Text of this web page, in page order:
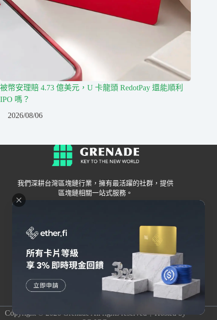
被幣安理賠 4.73 億美元，U 卡龍頭 RedotPay 還能順利
IPO 嗎？
2026/08/06
我們深耕台灣區塊鏈行業，擁有最活躍的社群，提供
區塊鏈相關一站式服務。
Grenade
關於我們
聯絡我們
錢包
交易所
Bybit
OKX
HOYA BIT
其他
Copyright © 2026 Grenade All rights reserved｜Hosted by